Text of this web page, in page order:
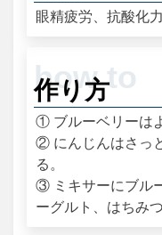
眼精疲労、抗酸化力
作り方
① ブルーベリーは
② にんじんはさっ
る。
③ ミキサーにブル
ーグルト、はちみ